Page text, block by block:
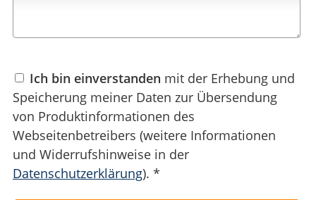
Ich bin einverstanden mit der Erhebung und
Speicherung meiner Daten zur Übersendung
von Produktinformationen des
Webseitenbetreibers (weitere Informationen
und Widerrufshinweise in der
Datenschutzerklärung). *